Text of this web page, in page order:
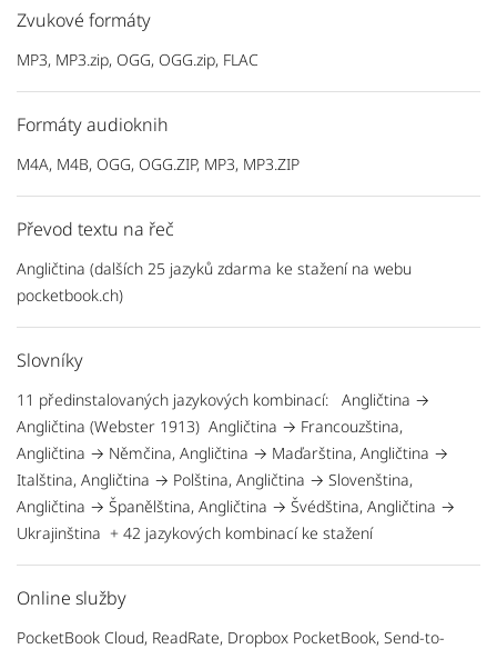
Zvukové formáty
MP3, MP3.zip, OGG, OGG.zip, FLAC
Formáty audioknih
M4A, M4B, OGG, OGG.ZIP, MP3, MP3.ZIP
Převod textu na řeč
Angličtina (dalších 25 jazyků zdarma ke stažení na webu
pocketbook.ch)
Slovníky
11 předinstalovaných jazykových kombinací: Angličtina →
Angličtina (Webster 1913) Angličtina → Francouzština,
Angličtina → Němčina, Angličtina → Maďarština, Angličtina →
Italština, Angličtina → Polština, Angličtina → Slovenština,
Angličtina → Španělština, Angličtina → Švédština, Angličtina →
Ukrajinština + 42 jazykových kombinací ke stažení
Online služby
PocketBook Cloud, ReadRate, Dropbox PocketBook, Send-to-